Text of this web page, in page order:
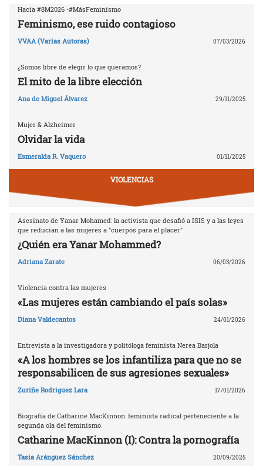
Hacia #8M2026 -#MásFeminismo
Feminismo, ese ruido contagioso
VVAA (Varias Autoras) 07/03/2026
¿Somos libre de elegir lo que queramos?
El mito de la libre elección
Ana de Miguel Álvarez 29/11/2025
Mujer & Alzheimer
Olvidar la vida
Esmeralda R. Vaquero 01/11/2025
VIOLENCIAS
Asesinato de Yanar Mohamed: la activista que desafió a ISIS y a las leyes
que reducían a las mujeres a "cuerpos para el placer"
¿Quién era Yanar Mohammed?
Adriana Zarate 06/03/2026
Violencia contra las mujeres
«Las mujeres están cambiando el país solas»
Diana Valdecantos 24/01/2026
Entrevista a la investigadora y politóloga feminista Nerea Barjola
«A los hombres se los infantiliza para que no se
responsabilicen de sus agresiones sexuales»
Zuriñe Rodriguez Lara 17/01/2026
Biografía de Catharine MacKinnon: feminista radical perteneciente a la
segunda ola del feminismo.
Catharine MacKinnon (I): Contra la pornografía
Tasia Aránguez Sánchez 20/09/2025